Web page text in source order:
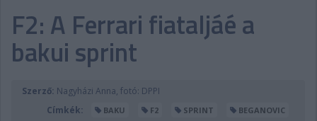
PODCAST
SHOP
LIVE
TIPPJÁTÉK
DIGITÁLIS MAGAZIN
F2: A Ferrari fiataljáé a
bakui sprint
Szerző: Nagyházi Anna, fotó: DPPI
Címkék:
BAKU F2 SPRINT
BEGANOVIC